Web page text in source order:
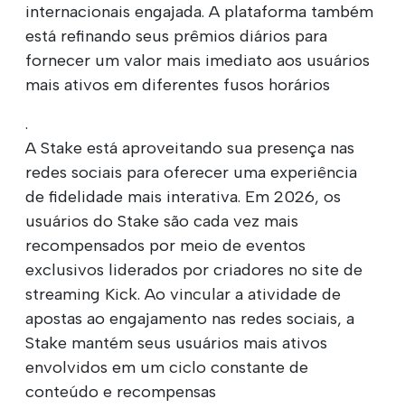
internacionais engajada. A plataforma também
está refinando seus prêmios diários para
fornecer um valor mais imediato aos usuários
mais ativos em diferentes fusos horários
.
A Stake está aproveitando sua presença nas
redes sociais para oferecer uma experiência
de fidelidade mais interativa. Em 2026, os
usuários do Stake são cada vez mais
recompensados por meio de eventos
exclusivos liderados por criadores no site de
streaming Kick. Ao vincular a atividade de
apostas ao engajamento nas redes sociais, a
Stake mantém seus usuários mais ativos
envolvidos em um ciclo constante de
conteúdo e recompensas